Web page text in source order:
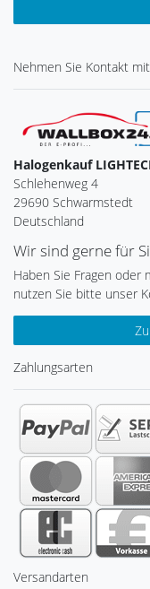
Nehmen Sie Kontakt
Halogenkauf
Schlehenweg 4
29690 Schwarmstedt
Deutschland
Wir sind gerne für
Haben Sie Fragen oder
nutzen Sie bitte unser
Zahlungsarten
Versandarten